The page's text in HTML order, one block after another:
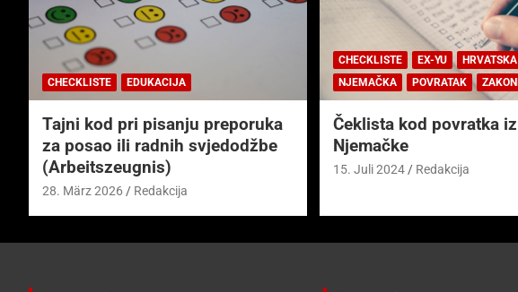
CHECKLISTE EDUKACIJA
Tajni kod pri pisanju preporuka
za posao ili radnih svjedodžbe
(Arbeitszeugnis)
28. März 2026 Redakcija
CHECKLISTE EX-YU
HRVATSKA
NJEMAČKA
POVRATAK ZAKONI
Čeklista kod povratka iz
Njemačke
15. Juli 2024 Redakcija